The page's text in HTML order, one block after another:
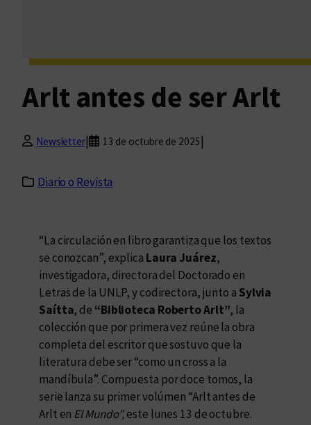
Arlt antes de ser Arlt
Newsletter| 13 de octubre de 2025 |
Diario o Revista
“La circulación en libro garantiza que los textos
se conozcan”, explica Laura Juárez,
investigadora, directora del Doctorado en
Letras de la UNLP, y codirectora, junto a Sylvia
Saítta, de “Biblioteca Roberto Arlt”, la
colección que por primera vez reúne la obra
completa del escritor que sostuvo que la
literatura debe ser “como un cross a la
mandíbula”. Compuesta por doce tomos, la
serie lanza su primer volúmen “Arlt antes de
Arlt en El Mundo”,este lunes 13 de octubre.